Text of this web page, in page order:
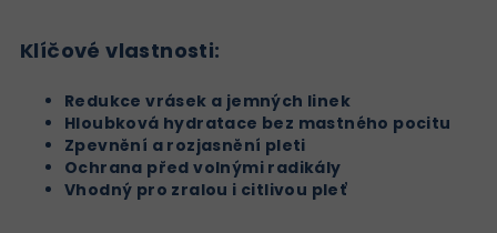
Klíčové vlastnosti:
Redukce vrásek a jemných linek
Hloubková hydratace bez mastného pocitu
Zpevnění a rozjasnění pleti
Ochrana před volnými radikály
Vhodný pro zralou i citlivou pleť